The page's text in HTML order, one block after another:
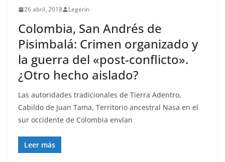
26 abril, 2018 Legerin
Colombia, San Andrés de
Pisimbalá: Crimen organizado y
la guerra del «post-conflicto».
¿Otro hecho aislado?
Las autoridades tradicionales de Tierra Adentro,
Cabildo de Juan Tama, Territorio ancestral Nasa en el
sur occidente de Colombia envían
Leer más